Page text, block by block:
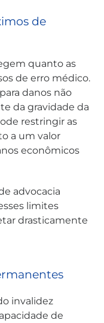
de
quanto as
de erro médico.
danos não
da gravidade da
restringir as
a um valor
econômicos
advocacia
limites
drasticamente
invalidez
de